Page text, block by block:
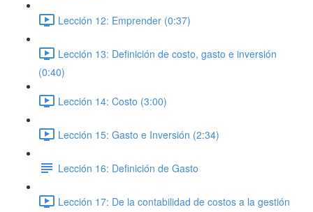
Lección 12: Emprender (0:37)
Lección 13: Definición de costo, gasto e inversión
(0:40)
Lección 14: Costo (3:00)
Lección 15: Gasto e Inversión (2:34)
Lección 16: Definición de Gasto
Lección 17: De la contabilidad de costos a la gestión